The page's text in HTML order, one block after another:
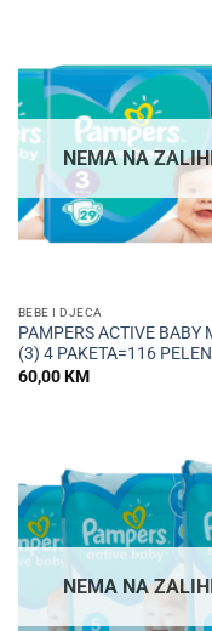
NEMA NA
BEBE I DJECA
PAMPERS ACTIVE BABY
(3) 4 PAKETA=116
60,00KM
NEMA NA